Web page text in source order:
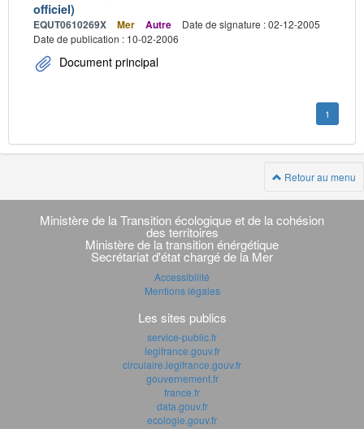
officiel)
EQUT0610269X Mer Autre
Date de signature : 02-12-2005
Date de publication : 10-02-2006
Document principal
1
Retour au menu
Navigation
transverse
Ministère de la Transition écologique et de la cohésion
des territoires
Ministère de la transition énérgétique
Secrétariat d'état chargé de la Mer
Accessibilité
Mentions légales
Les sites publics
service-public.fr
legifrance.gouv.fr
circulaire.legifrance.gouv.fr
gouvernement.fr
france.fr
data.gouv.fr
ecologie.gouv.fr